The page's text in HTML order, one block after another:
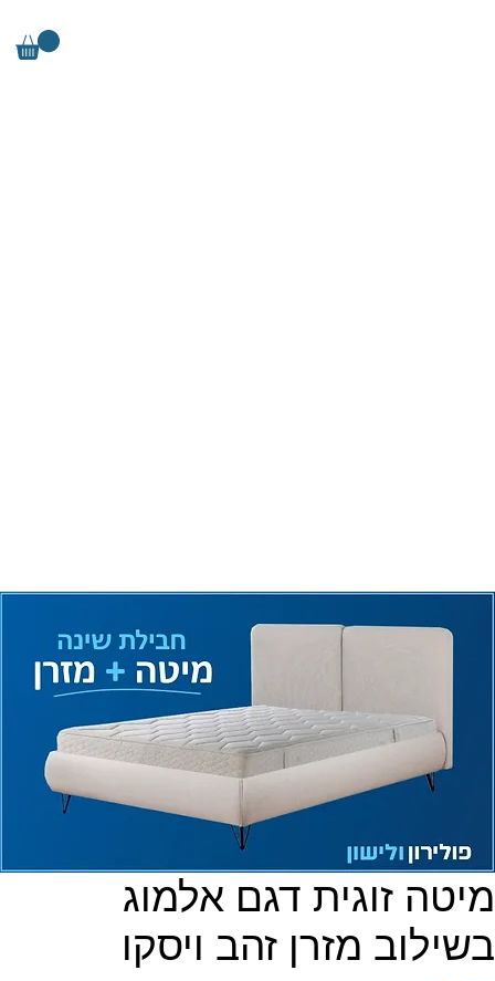
מיטה זוגית דגם אלמוג
בשילוב מזרן זהב ויסקו